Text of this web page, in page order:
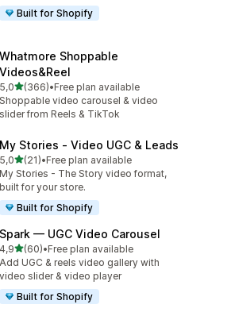
Built for Shopify
Whatmore Shoppable
Videos&Reel
5,0de 5 estrelas
(366)
366 total de avaliações
•Free plan available
Shoppable video carousel & video
slider from Reels & TikTok
My Stories ‑ Video UGC & Leads
5,0de 5 estrelas
(21)
21 total de avaliações
•Free plan available
My Stories - The Story video format,
built for your store.
Built for Shopify
Spark — UGC Video Carousel
4,9de 5 estrelas
(60)
60 total de avaliações
•Free plan available
Add UGC & reels video gallery with
video slider & video player
Built for Shopify